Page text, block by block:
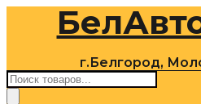
содержимому
г.Белгород,
Поиск
товаров